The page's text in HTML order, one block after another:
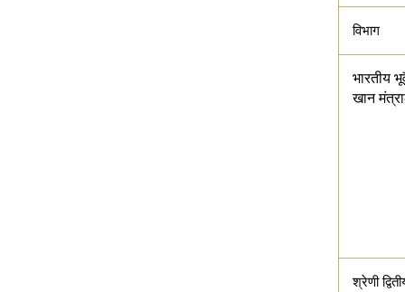
विभाग
भारतीय
खान
श्रेणी